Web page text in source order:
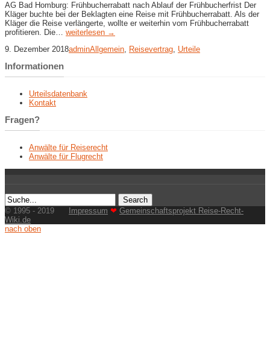
AG Bad Homburg: Frühbucherrabatt nach Ablauf der Frühbucherfrist Der
Kläger buchte bei der Beklagten eine Reise mit Frühbucherrabatt. Als der
Kläger die Reise verlängerte, wollte er weiterhin vom Frühbucherrabatt
profitieren. Die… weiterlesen →
9. Dezember 2018adminAllgemein, Reisevertrag, Urteile
Informationen
Urteilsdatenbank
Kontakt
Fragen?
Anwälte für Reiserecht
Anwälte für Flugrecht
© 1995 - 2019 Impressum ❤ Gemeinschaftsprojekt Reise-Recht-
Wiki.de
nach oben